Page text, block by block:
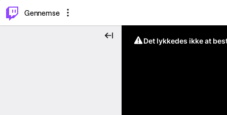
Gennemse
Det lykkedes ikke at